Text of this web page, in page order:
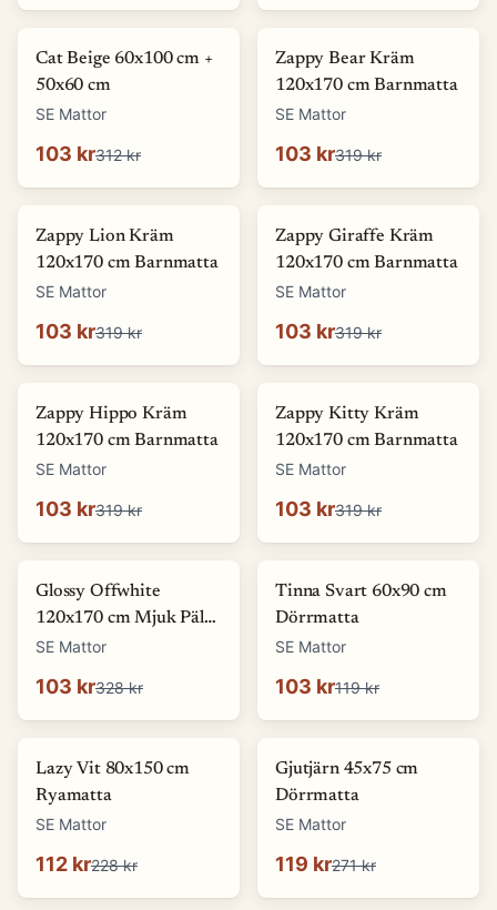
-67 %
Cat Beige 60x100 cm +
50x60 cm
SE Mattor
103 kr312 kr
-68
Zappy Bear Kräm
120x170 cm Barnmatta
SE Mattor
103 kr319 kr
-68
Zappy Lion Kräm
120x170 cm Barnmatta
SE Mattor
103 kr319 kr
-68
Zappy Giraffe Kräm
120x170 cm Barnmatta
SE Mattor
103 kr319 kr
-68
Zappy Hippo Kräm
120x170 cm Barnmatta
SE Mattor
103 kr319 kr
-68
Zappy Kitty Kräm
120x170 cm Barnmatta
SE Mattor
103 kr319 kr
-69
Glossy Offwhite
120x170 cm Mjuk Päls-
look Matta
SE Mattor
103 kr328 kr
-13
Tinna Svart 60x90 cm
Dörrmatta
SE Mattor
103 kr119 kr
-
Lazy Vit 80x150 cm
Ryamatta
SE Mattor
112 kr228 kr
-56 %
Gjutjärn 45x75 cm
Dörrmatta
SE Mattor
119 kr271 kr